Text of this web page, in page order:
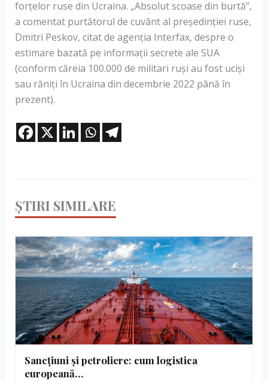
forţelor ruse din Ucraina. „Absolut scoase din burtă”,
a comentat purtătorul de cuvânt al preşedinţiei ruse,
Dmitri Peskov, citat de agenția Interfax, despre o
estimare bazată pe informaţii secrete ale SUA
(conform căreia 100.000 de militari ruşi au fost ucişi
sau răniţi în Ucraina din decembrie 2022 până în
prezent).
ȘTIRI SIMILARE
Sancțiuni și petroliere: cum logistica
europeană…